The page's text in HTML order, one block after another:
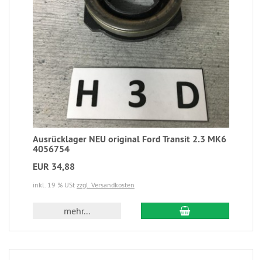
Ausrücklager NEU original Ford Transit 2.3 MK6
4056754
EUR 34,88
inkl. 19 % USt zzgl. Versandkosten
mehr...